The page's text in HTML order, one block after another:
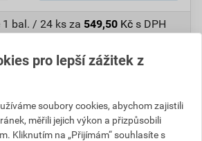
1 bal. / 24 ks za 549,50 Kč s DPH
pro lepší zážitek z
soubory cookies, abychom zajistili
měřili jejich výkon a přizpůsobili
Kliknutím na „Přijímám“ souhlasíte s